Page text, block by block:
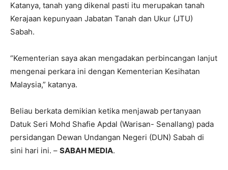
Katanya, tanah yang dikenal pasti itu merupakan tanah
Kerajaan kepunyaan Jabatan Tanah dan Ukur (JTU)
Sabah.
“Kementerian saya akan mengadakan perbincangan lanjut
mengenai perkara ini dengan Kementerian Kesihatan
Malaysia,” katanya.
Beliau berkata demikian ketika menjawab pertanyaan
Datuk Seri Mohd Shafie Apdal (Warisan- Senallang) pada
persidangan Dewan Undangan Negeri (DUN) Sabah di
sini hari ini. – SABAH MEDIA.